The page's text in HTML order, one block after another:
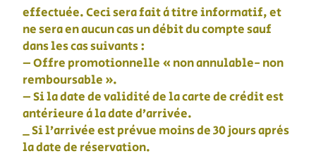
effectuée. Ceci sera fait à titre informatif, et
ne sera en aucun cas un débit du compte sauf
dans les cas suivants :
– Offre promotionnelle « non annulable- non
remboursable ».
– Si la date de validité de la carte de crédit est
antérieure à la date d’arrivée.
_ Si l’arrivée est prévue moins de 30 jours après
la date de réservation.